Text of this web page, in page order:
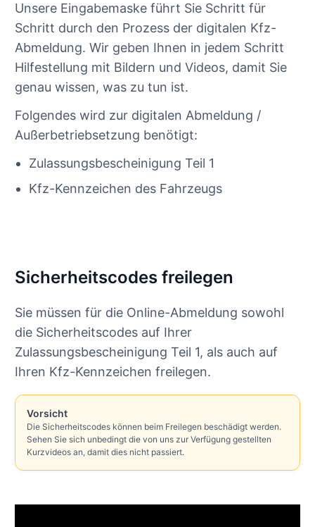
Unsere Eingabemaske führt Sie Schritt für
Schritt durch den Prozess der digitalen Kfz-
Abmeldung. Wir geben Ihnen in jedem Schritt
Hilfestellung mit Bildern und Videos, damit Sie
genau wissen, was zu tun ist.
Folgendes wird zur digitalen Abmeldung /
Außerbetriebsetzung benötigt:
Zulassungsbescheinigung Teil 1
Kfz-Kennzeichen des Fahrzeugs
Sicherheitscodes freilegen
Sie müssen für die Online-Abmeldung sowohl
die Sicherheitscodes auf Ihrer
Zulassungsbescheinigung Teil 1, als auch auf
Ihren Kfz-Kennzeichen freilegen.
Vorsicht
Die Sicherheitscodes können beim Freilegen beschädigt werden.
Sehen Sie sich unbedingt die von uns zur Verfügung gestellten
Kurzvideos an, damit dies nicht passiert.